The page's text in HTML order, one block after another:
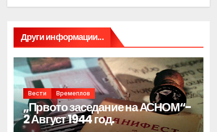
Други информации...
Вести Времеплов
„Првото заседание на АСНОМ“-
2 Август 1944 год.